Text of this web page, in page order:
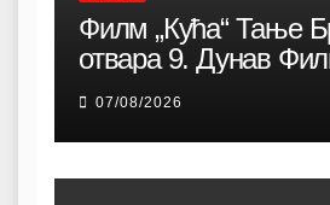
Филм „Кућа“ Тање
отвара 9. Дунав
Снажна породична
идентитету,
за очување
07/08/2026